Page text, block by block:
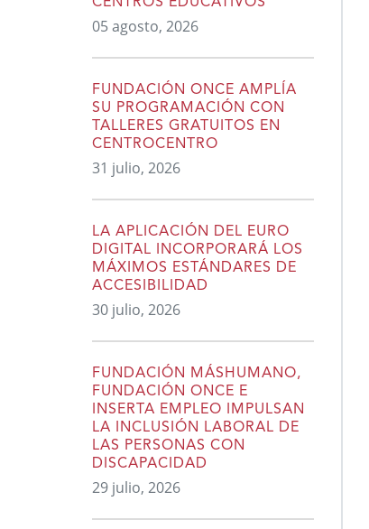
05 agosto, 2026
FUNDACIÓN ONCE AMPLÍA
SU PROGRAMACIÓN CON
TALLERES GRATUITOS EN
CENTROCENTRO
31 julio, 2026
LA APLICACIÓN DEL EURO
DIGITAL INCORPORARÁ LOS
MÁXIMOS ESTÁNDARES DE
ACCESIBILIDAD
30 julio, 2026
FUNDACIÓN MÁSHUMANO,
FUNDACIÓN ONCE E
INSERTA EMPLEO IMPULSAN
LA INCLUSIÓN LABORAL DE
LAS PERSONAS CON
DISCAPACIDAD
29 julio, 2026